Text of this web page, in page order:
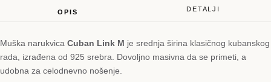
OPIS DETALJI
Muška narukvica Cuban Link M je srednja širina klasičnog kubanskog
rada, izrađena od 925 srebra. Dovoljno masivna da se primeti, a
udobna za celodnevno nošenje.